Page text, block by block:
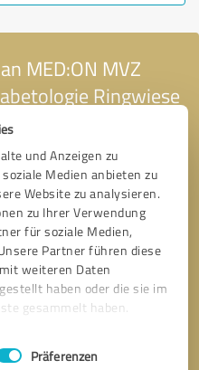
und Anzeigen zu
Medien anbieten zu
Website zu analysieren.
zu Ihrer Verwendung
für soziale Medien,
Partner führen diese
weiteren Daten
haben oder die sie im
gesammelt haben.
Präferenzen
MED:ON MVZ
Ringwiese